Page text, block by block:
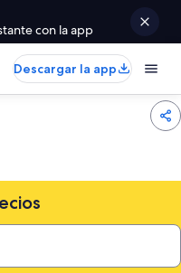
con la app
Descargar la app